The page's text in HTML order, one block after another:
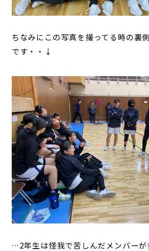
ちなみにこの写真を撮ってる時の裏
です・・↓
…2年生は怪我で苦しんだメンバーが